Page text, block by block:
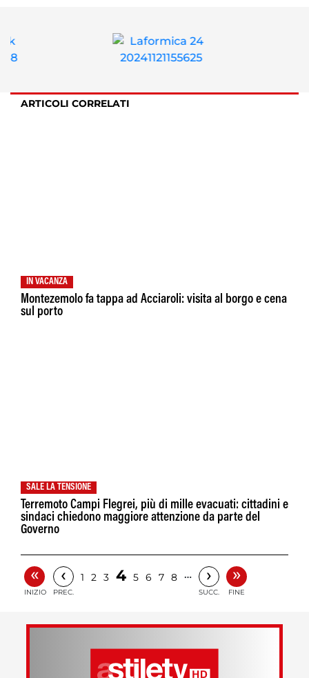
ARTICOLI CORRELATI
IN VACANZA
Montezemolo fa tappa ad Acciaroli: visita al borgo e cena
sul porto
SALE LA TENSIONE
Terremoto Campi Flegrei, più di mille evacuati: cittadini e
sindaci chiedono maggiore attenzione da parte del
Governo
«
INIZIO
‹
PREC.
1 2 3 4 5 6 7 8 … ›
SUCC.
»
FINE